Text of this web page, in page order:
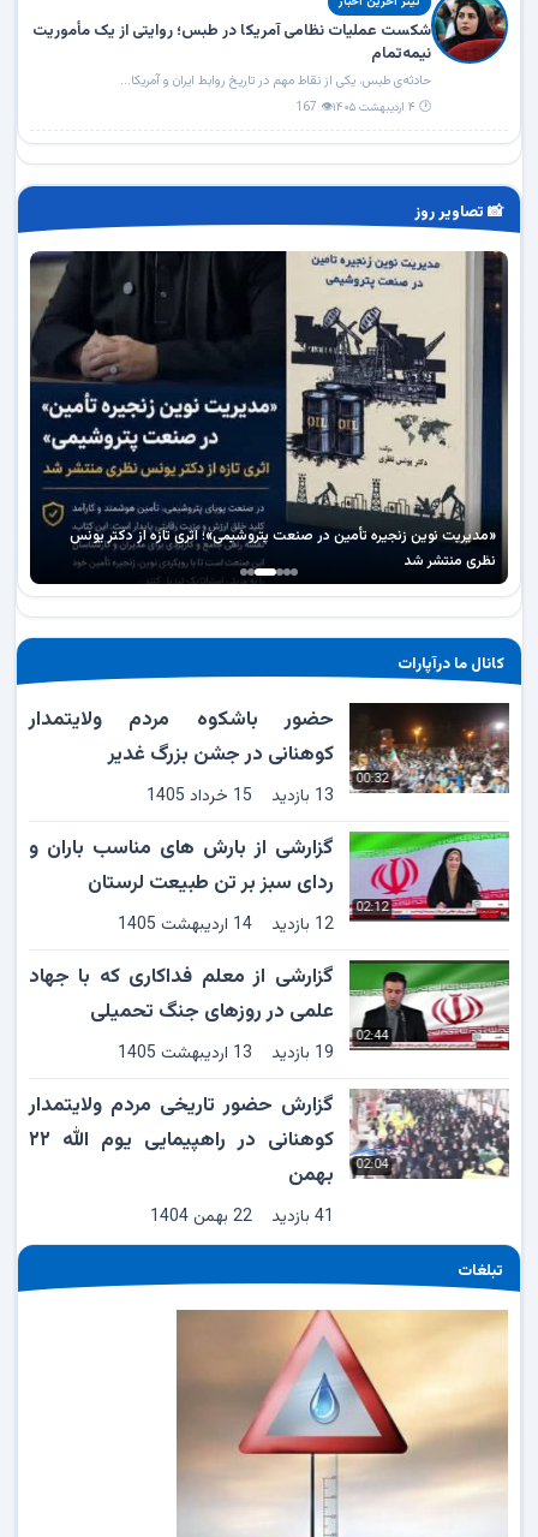
شکست عملیات نظامی آمریکا در طبس؛ روایتی از یک مأموریت
نیمه‌تمام
حادثه‌ی طبس، یکی از نقاط مهم در تاریخ روابط ایران و آمریکا...
🕐 ۴ اردیبهشت ۱۴۰۵ 👁 167
📸 تصاویر روز
آغاز طرح «نشاط معنوی» در آستان امامزادگان لرستان
کانال ما درآپارات
00:32
حضور باشکوه مردم ولایتمدار
کوهنانی در جشن بزرگ غدیر
13 بازدید 15 خرداد 1405
02:12
گزارشی از بارش های مناسب باران و
ردای سبز بر تن طبیعت لرستان
12 بازدید 14 اردیبهشت 1405
02:44
گزارشی از معلم فداکاری که با جهاد
علمی در روزهای جنگ تحمیلی
19 بازدید 13 اردیبهشت 1405
02:04
گزارش حضور تاریخی مردم ولایتمدار
کوهنانی در راهپیمایی یوم الله ۲۲
بهمن
41 بازدید 22 بهمن 1404